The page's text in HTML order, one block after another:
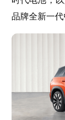
品牌全新一代